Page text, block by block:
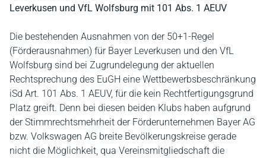
Leverkusen und VfL Wolfsburg mit 101 Abs. 1 AEUV
Die bestehenden Ausnahmen von der 50+1-Regel
(Förderausnahmen) für Bayer Leverkusen und den VfL
Wolfsburg sind bei Zugrundelegung der aktuellen
Rechtsprechung des EuGH eine Wettbewerbsbeschränkung
iSd Art. 101 Abs. 1 AEUV, für die kein Rechtfertigungsgrund
Platz greift. Denn bei diesen beiden Klubs haben aufgrund
der Stimmrechtsmehrheit der Förderunternehmen Bayer AG
bzw. Volkswagen AG breite Bevölkerungskreise gerade
nicht die Möglichkeit, qua Vereinsmitgliedschaft die